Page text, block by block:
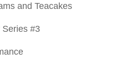
and Teacakes
Series #3